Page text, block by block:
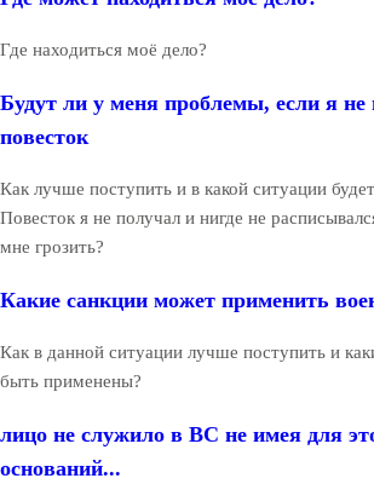
Где находиться моё дело?
Будут ли у меня проблемы, если я не
повесток
Как лучше поступить и в какой ситуации
Повесток я не получал и нигде не
мне грозить?
Какие санкции может применить
Как в данной ситуации лучше поступить и
быть применены?
лицо не служило в ВС не имея для
оснований...